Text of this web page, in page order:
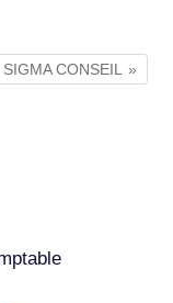
CONSEIL